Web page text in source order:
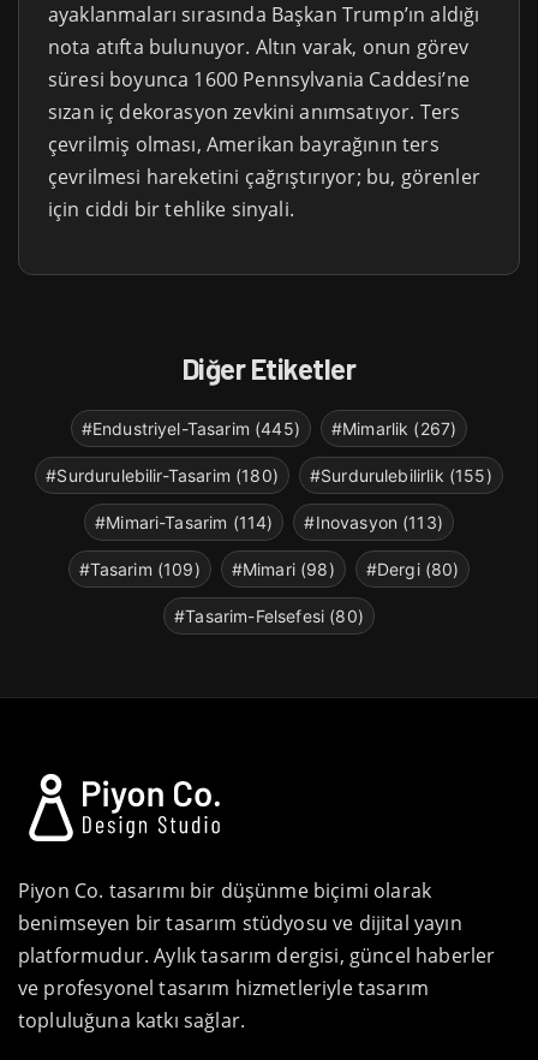
ayaklanmaları sırasında Başkan Trump’ın aldığı
nota atıfta bulunuyor. Altın varak, onun görev
süresi boyunca 1600 Pennsylvania Caddesi’ne
sızan iç dekorasyon zevkini anımsatıyor. Ters
çevrilmiş olması, Amerikan bayrağının ters
çevrilmesi hareketini çağrıştırıyor; bu, görenler
için ciddi bir tehlike sinyali.
Diğer Etiketler
#Endustriyel-Tasarim (445) #Mimarlik (267)
#Surdurulebilir-Tasarim (180) #Surdurulebilirlik (155)
#Mimari-Tasarim (114) #Inovasyon (113)
#Tasarim (109) #Mimari (98) #Dergi (80)
#Tasarim-Felsefesi (80)
Piyon Co. tasarımı bir düşünme biçimi olarak
benimseyen bir tasarım stüdyosu ve dijital yayın
platformudur. Aylık tasarım dergisi, güncel haberler
ve profesyonel tasarım hizmetleriyle tasarım
topluluğuna katkı sağlar.